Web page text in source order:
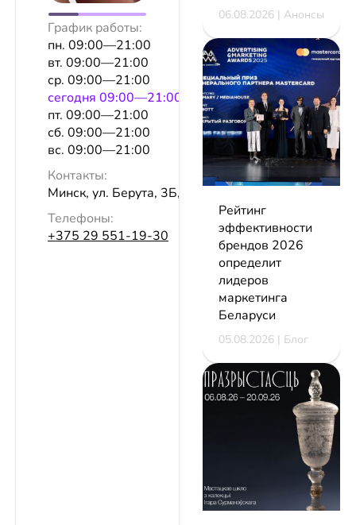
График работы:
пн. 09:00—21:00
вт. 09:00—21:00
ср. 09:00—21:00
сeгодня 09:00—21:00
пт. 09:00—21:00
сб. 09:00—21:00
вс. 09:00—21:00
Контакты:
Минск, ул. Берута, 3Б, каб. 214
Телефоны:
+375 29 551-19-30
06.08.2026 | Анонсы
Рейтинг
эффективности
брендов 2026
определит
лидеров
маркетинга
Беларуси
05.08.2026 | Блог